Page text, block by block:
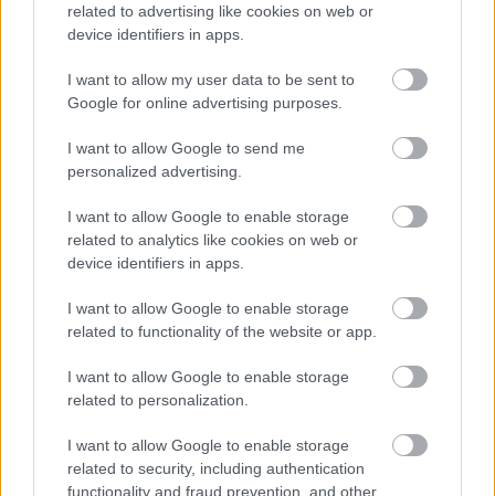
related to advertising like cookies on web or
device identifiers in apps.
I want to allow my user data to be sent to
Google for online advertising purposes.
I want to allow Google to send me
personalized advertising.
I want to allow Google to enable storage
related to analytics like cookies on web or
device identifiers in apps.
I want to allow Google to enable storage
related to functionality of the website or app.
I want to allow Google to enable storage
related to personalization.
I want to allow Google to enable storage
related to security, including authentication
functionality and fraud prevention, and other
A koronavírus-járvány a zeneipar egészét a padlóra
küldte, az előadók, a koncertszervezők, a szórakozó-
és koncerthelyszínek mellett a lemezboltok is
megsínylették a karanténidőszakot. Körbekérdeztük
Deep) és egy vidéki lemezbolt (a dunaújvárosi 777…